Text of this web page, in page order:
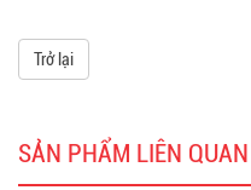
Trở lại
SẢN PHẨM LIÊN QUAN